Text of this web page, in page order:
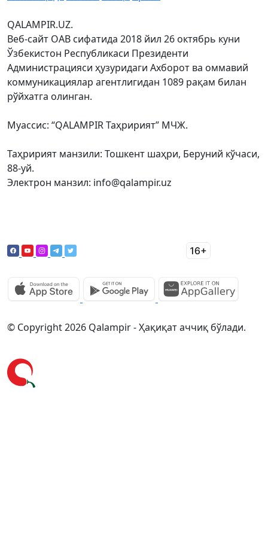
QALAMPIR.UZ.
Веб-сайт ОАВ сифатида 2018 йил 26 октябрь куни
Ўзбекистон Республикаси Президенти
Администрацияси ҳузуридаги Ахборот ва оммавий
коммуникациялар агентлигидан 1089 рақам билан
рўйхатга олинган.
Муассис: “QALAMPIR Таҳририят” МЧЖ.
Таҳририят манзили: Тошкент шаҳри, Беруний кўчаси,
88-уй.
Электрон манзил: info@qalampir.uz
© Copyright 2026 Qalampir - Ҳақиқат аччиқ бўлади.